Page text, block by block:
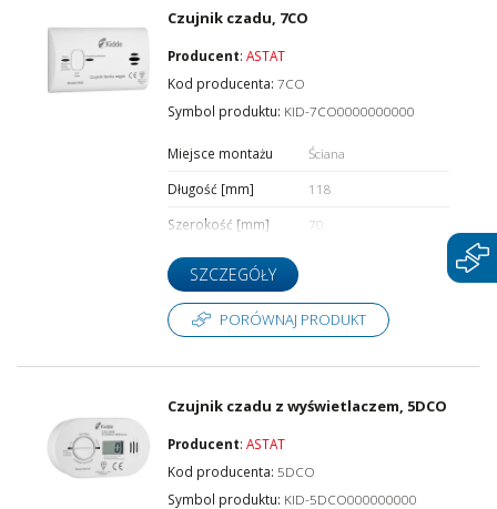
Czujnik czadu, 7CO
Producent:ASTAT
Kod producenta:7CO
Symbol produktu: KID-7CO0000000000
Miejsce montażu
Ściana
Długość [mm]
118
Szerokość [mm]
70
SZCZEGÓŁY
PORÓWNAJ PRODUKT
Czujnik czadu z wyświetlaczem, 5DCO
Producent:ASTAT
Kod producenta: 5DCO
Symbol produktu: KID-5DCO000000000